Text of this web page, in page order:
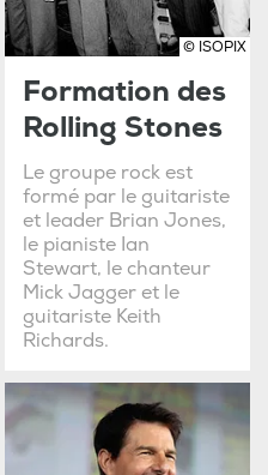
© ISOPIX
Formation des
Rolling Stones
Le groupe rock est
formé par le guitariste
et leader Brian Jones,
le pianiste Ian
Stewart, le chanteur
Mick Jagger et le
guitariste Keith
Richards.